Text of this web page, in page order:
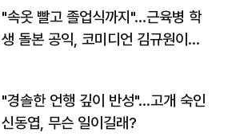
"속옷 빨고 졸업식까지"…근육병 학
생 돌본 공익, 코미디언 김규원이었
"경솔한 언행 깊이 반성"…고개 숙인
신동엽, 무슨 일이길래?